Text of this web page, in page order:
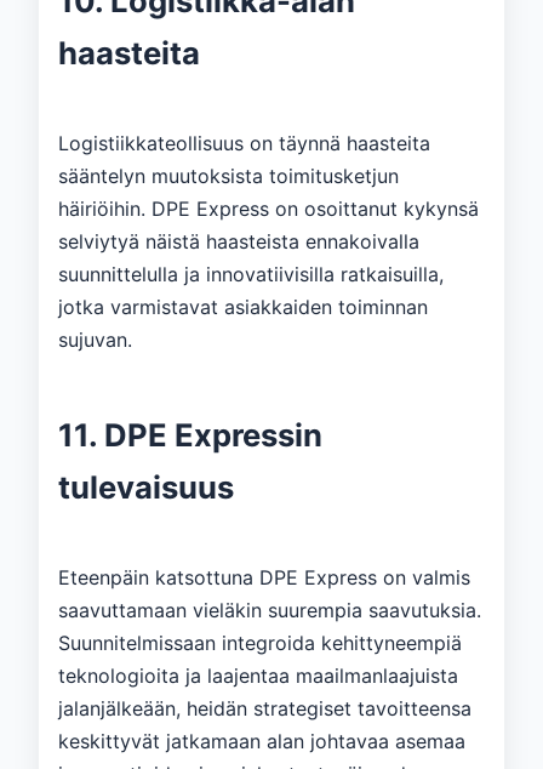
haasteita
Logistiikkateollisuus on täynnä haasteita
sääntelyn muutoksista toimitusketjun
häiriöihin. DPE Express on osoittanut kykynsä
selviytyä näistä haasteista ennakoivalla
suunnittelulla ja innovatiivisilla ratkaisuilla,
jotka varmistavat asiakkaiden toiminnan
sujuvan.
11. DPE Expressin
tulevaisuus
Eteenpäin katsottuna DPE Express on valmis
saavuttamaan vieläkin suurempia saavutuksia.
Suunnitelmissaan integroida kehittyneempiä
teknologioita ja laajentaa maailmanlaajuista
jalanjälkeään, heidän strategiset tavoitteensa
keskittyvät jatkamaan alan johtavaa asemaa